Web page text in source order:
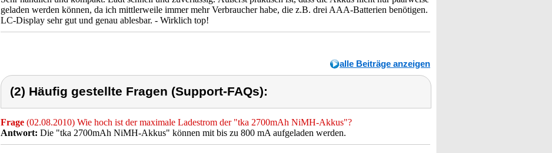
geladen werden können, da ich mittlerweile immer mehr Verbraucher habe, die z.B. drei AAA-Batterien benötigen.
LC-Display sehr gut und genau ablesbar. - Wirklich top!
alle Beiträge anzeigen
(2) Häufig gestellte Fragen (Support-FAQs):
Frage (02.08.2010) Wie hoch ist der maximale Ladestrom der "tka 2700mAh NiMH-Akkus"?
Antwort: Die "tka 2700mAh NiMH-Akkus" können mit bis zu 800 mA aufgeladen werden.